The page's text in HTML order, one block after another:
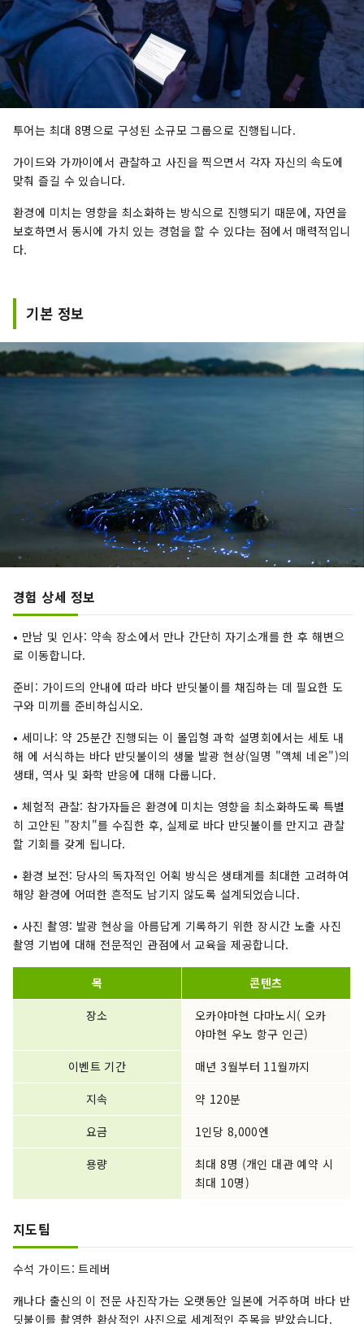
투어는 최대 8명으로 구성된 소규모 그룹으로 진행됩니다.
가이드와 가까이에서 관찰하고 사진을 찍으면서 각자 자신의 속도에
맞춰 즐길 수 있습니다.
환경에 미치는 영향을 최소화하는 방식으로 진행되기 때문에, 자연을
보호하면서 동시에 가치 있는 경험을 할 수 있다는 점에서 매력적입니
다.
기본 정보
경험 상세 정보
• 만남 및 인사: 약속 장소에서 만나 간단히 자기소개를 한 후 해변으
로 이동합니다.
준비: 가이드의 안내에 따라 바다 반딧불이를 채집하는 데 필요한 도
구와 미끼를 준비하십시오.
• 세미나: 약 25분간 진행되는 이 몰입형 과학 설명회에서는 세토 내
해 에 서식하는 바다 반딧불이의 생물 발광 현상(일명 "액체 네온")의
생태, 역사 및 화학 반응에 대해 다룹니다.
• 체험적 관찰: 참가자들은 환경에 미치는 영향을 최소화하도록 특별
히 고안된 "장치"를 수집한 후, 실제로 바다 반딧불이를 만지고 관찰
할 기회를 갖게 됩니다.
• 환경 보전: 당사의 독자적인 어획 방식은 생태계를 최대한 고려하여
해양 환경에 어떠한 흔적도 남기지 않도록 설계되었습니다.
• 사진 촬영: 발광 현상을 아름답게 기록하기 위한 장시간 노출 사진
촬영 기법에 대해 전문적인 관점에서 교육을 제공합니다.
목
콘텐츠
장소
오카야마현 다마노시( 오카
야마현 우노 항구 인근)
이벤트 기간
매년 3월부터 11월까지
지속
약 120분
요금
1인당 8,000엔
용량
최대 8명 (개인 대관 예약 시
최대 10명)
지도팀
수석 가이드: 트레버
캐나다 출신의 이 전문 사진작가는 오랫동안 일본에 거주하며 바다 반
딧불이를 촬영한 환상적인 사진으로 세계적인 주목을 받았습니다.